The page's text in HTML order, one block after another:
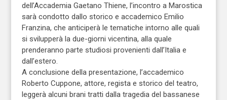
dell’Accademia Gaetano Thiene, l’incontro a Marostica
sarà condotto dallo storico e accademico Emilio
Franzina, che anticiperà le tematiche intorno alle quali
si svilupperà la due-giorni vicentina, alla quale
prenderanno parte studiosi provenienti dall’Italia e
dall’estero.
A conclusione della presentazione, l’accademico
Roberto Cuppone, attore, regista e storico del teatro,
leggerà alcuni brani tratti dalla tragedia del bassanese